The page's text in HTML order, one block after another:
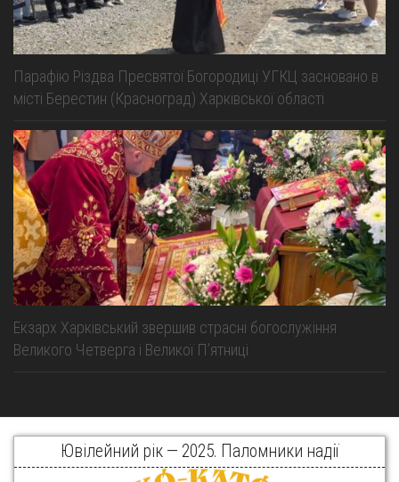
Парафію Різдва Пресвятої Богородиці УГКЦ засновано в
місті Берестин (Красноград) Харківської області
Екзарх Харківський звершив страсні богослужіння
Великого Четверга і Великої Пʼятниці
Ювілейний рік — 2025. Паломники надії